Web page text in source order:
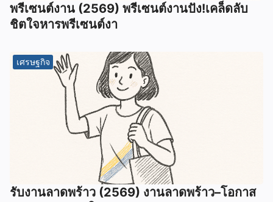
พรีเซนต์งาน (2569) พรีเซนต์งานปัง!เคล็ดลับ
ชิตใจหารพรีเซนต์งา
เศรษฐกิจ
รับงานลาดพร้าว (2569) งานลาดพร้าว–โอกาส